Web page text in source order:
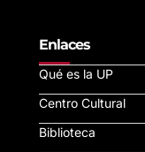
Enlaces
Qué es la UP
Centro Cultural
Biblioteca